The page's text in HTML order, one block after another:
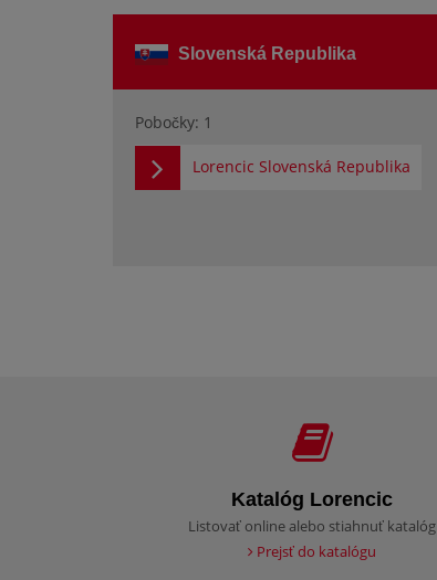
Slovenská Republika
Pobočky: 1
Lorencic Slovenská Republika
Katalóg Lorencic
Listovať online alebo stiahnuť katalóg
Prejsť do katalógu